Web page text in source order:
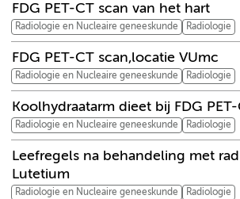
FDG PET-CT scan van het hart
Radiologie en Nucleaire geneeskunde Radiologie
FDG PET-CT scan,locatie VUmc
Radiologie en Nucleaire geneeskunde Radiologie
Koolhydraatarm dieet bij FDG
Radiologie en Nucleaire geneeskunde Radiologie
Leefregels na behandeling met
Lutetium
Radiologie en Nucleaire geneeskunde Radiologie